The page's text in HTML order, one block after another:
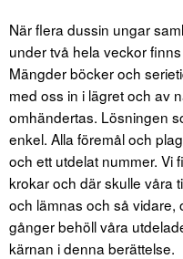
När flera dussin ungar
under två hela veckor
Mängder böcker och
med oss in i lägret och av
omhändertas. Lösningen
enkel. Alla föremål och
och ett utdelat nummer. Vi
krokar och där skulle våra
och lämnas och så vidare,
gånger behöll våra
kärnan i denna berättelse.